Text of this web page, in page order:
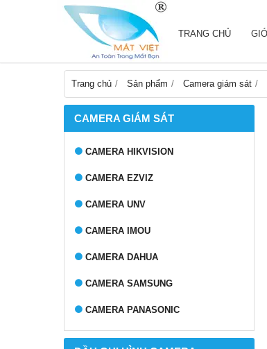
TRANG CHỦ
Trang chủ Sản phẩm Camera giám sát
CAMERA GIÁM SÁT
CAMERA HIKVISION
CAMERA EZVIZ
CAMERA UNV
CAMERA IMOU
CAMERA DAHUA
CAMERA SAMSUNG
CAMERA PANASONIC